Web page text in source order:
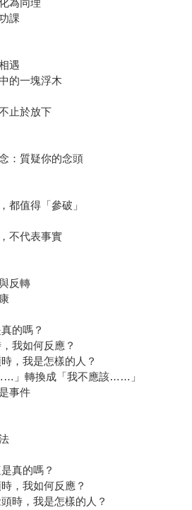
為同理
課
遇
的一塊浮木
止於放下
：質疑你的念頭
都值得「參破」
不代表事實
反轉
的嗎？
我如何反應？
，我是怎樣的人？
」轉換成「我不應該……」
事件
真的嗎？
，我如何反應？
時，我是怎樣的人？